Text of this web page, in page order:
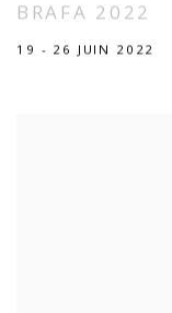
BRAFA 2022
19 - 26 JUIN 2022